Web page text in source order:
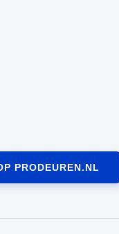
PRODEUREN.NL